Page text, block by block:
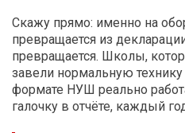
Скажу прямо: именно на
превращается из
превращается. Школы,
завели нормальную
формате НУШ реально
галочку в отчёте, каждый